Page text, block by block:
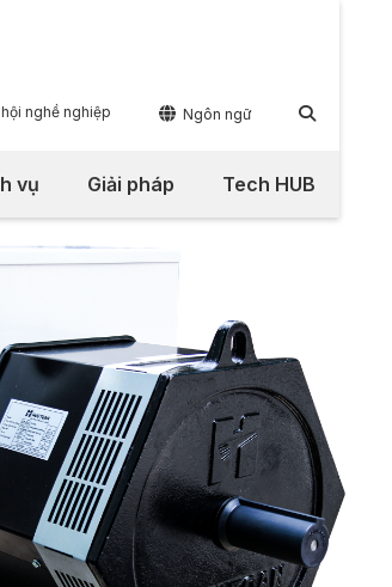
hội nghề nghiệp  Ngôn ngữ 
vụ Giải pháp Tech HUB